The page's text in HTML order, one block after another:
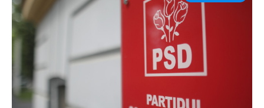
Adaugă aici textul pentru
subtitluAdaugă aici
textul pentru
subtitluAdaugă aici
textul pentru